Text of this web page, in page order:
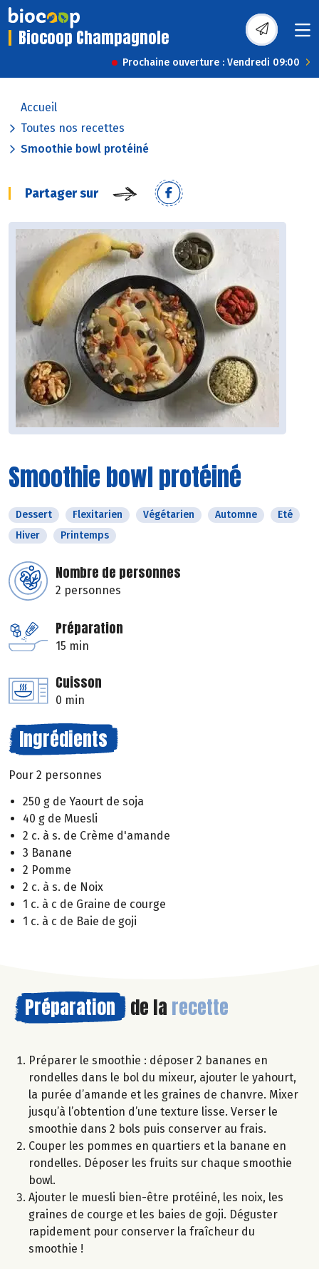
Biocoop Champagnole
Prochaine ouverture : Vendredi 09:00
Accueil
Toutes nos recettes
Smoothie bowl protéiné
Partager sur
Smoothie bowl protéiné
Dessert Flexitarien Végétarien Automne
Eté
Hiver
Printemps
Nombre de personnes
2 personnes
Préparation
15 min
Cuisson
0 min
Ingrédients
Pour 2 personnes
250 g de Yaourt de soja
40 g de Muesli
2 c. à s. de Crème d'amande
3 Banane
2 Pomme
2 c. à s. de Noix
1 c. à c de Graine de courge
1 c. à c de Baie de goji
Préparation de la recette
Préparer le smoothie : déposer 2 bananes en
rondelles dans le bol du mixeur, ajouter le yahourt,
la purée d’amande et les graines de chanvre. Mixer
jusqu’à l’obtention d’une texture lisse. Verser le
smoothie dans 2 bols puis conserver au frais.
Couper les pommes en quartiers et la banane en
rondelles. Déposer les fruits sur chaque smoothie
bowl.
Ajouter le muesli bien-être protéiné, les noix, les
graines de courge et les baies de goji. Déguster
rapidement pour conserver la fraîcheur du
smoothie !